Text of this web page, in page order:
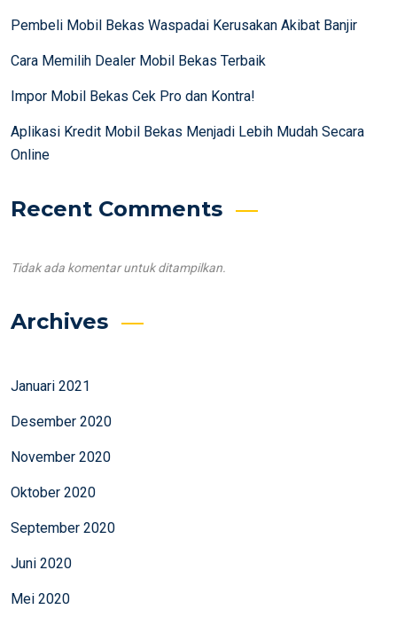
Pembeli Mobil Bekas Waspadai Kerusakan Akibat Banjir
Cara Memilih Dealer Mobil Bekas Terbaik
Impor Mobil Bekas Cek Pro dan Kontra!
Aplikasi Kredit Mobil Bekas Menjadi Lebih Mudah Secara
Online
Recent Comments
Tidak ada komentar untuk ditampilkan.
Archives
Januari 2021
Desember 2020
November 2020
Oktober 2020
September 2020
Juni 2020
Mei 2020